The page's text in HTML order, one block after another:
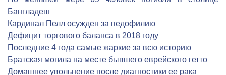
Бангладеш
Кардинал Пелл осужден за педофилию
Дефицит торгового баланса в 2018 году
Последние 4 года самые жаркие за всю историю
Братская могила на месте бывшего еврейского гетто
Домашнее увольнение после диагностики ее рака